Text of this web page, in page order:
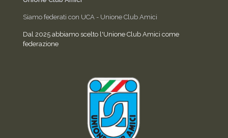
Siamo federati con UCA - Unione Club Amici
Dal 2025 abbiamo scelto l'Unione Club Amici come
federazione